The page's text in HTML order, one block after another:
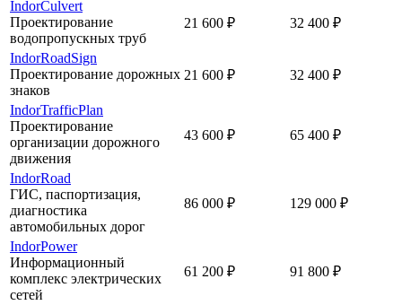
IndorCulvert
Проектирование
водопропускных труб
21 600 ₽ 32 400 ₽
IndorRoadSign
Проектирование дорожных
знаков
21 600 ₽ 32 400 ₽
IndorTrafficPlan
Проектирование
организации дорожного
движения
43 600 ₽ 65 400 ₽
IndorRoad
ГИС, паспортизация,
диагностика
автомобильных дорог
86 000 ₽ 129 000 ₽
IndorPower
Информационный
комплекс электрических
сетей
61 200 ₽ 91 800 ₽